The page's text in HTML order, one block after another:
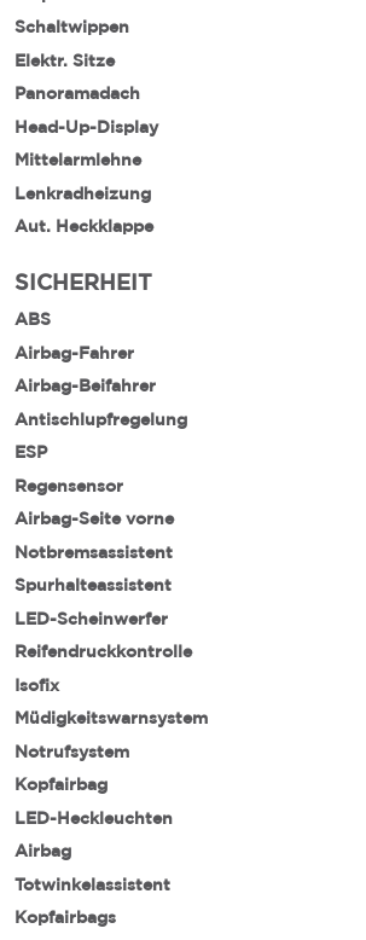
Schaltwippen
Elektr. Sitze
Panoramadach
Head-Up-Display
Mittelarmlehne
Lenkradheizung
Aut. Heckklappe
SICHERHEIT
ABS
Airbag-Fahrer
Airbag-Beifahrer
Antischlupfregelung
ESP
Regensensor
Airbag-Seite vorne
Notbremsassistent
Spurhalteassistent
LED-Scheinwerfer
Reifendruckkontrolle
Isofix
Müdigkeitswarnsystem
Notrufsystem
Kopfairbag
LED-Heckleuchten
Airbag
Totwinkelassistent
Kopfairbags